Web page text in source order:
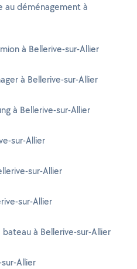
au déménagement à
à Bellerive-sur-Allier
à Bellerive-sur-Allier
à Bellerive-sur-Allier
sur-Allier
sur-Allier
sur-Allier
à Bellerive-sur-Allier
Allier